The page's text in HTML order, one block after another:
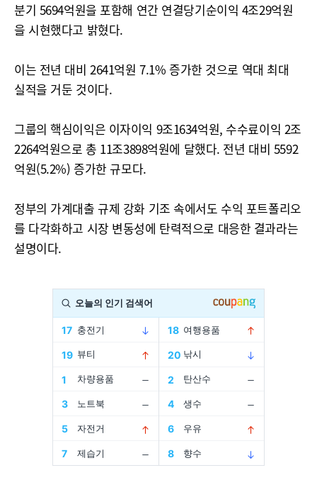
분기 5694억원을 포함해 연간 연결당기순이익 4조29억원
을 시현했다고 밝혔다.
이는 전년 대비 2641억원 7.1% 증가한 것으로 역대 최대
실적을 거둔 것이다.
그룹의 핵심이익은 이자이익 9조1634억원, 수수료이익 2조
2264억원으로 총 11조3898억원에 달했다. 전년 대비 5592
억원(5.2%) 증가한 규모다.
정부의 가계대출 규제 강화 기조 속에서도 수익 포트폴리오
를 다각화하고 시장 변동성에 탄력적으로 대응한 결과라는
설명이다.